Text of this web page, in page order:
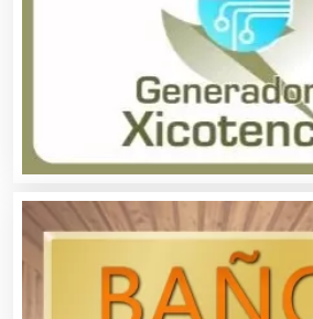
Artículos de Oficina
Artículos de Piel
Artículos Deportivos